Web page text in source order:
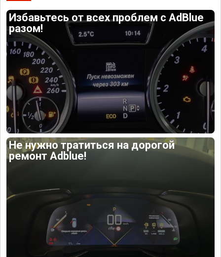
Избавьтесь от всех проблем с AdBlue
разом!
Не нужно тратиться на дорогой
ремонт Adblue!